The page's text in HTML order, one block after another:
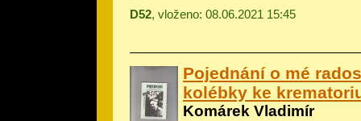
D52, vloženo: 08.06.2021 15:45
Pojednání o mé
kolébky ke
Komárek Vladimír